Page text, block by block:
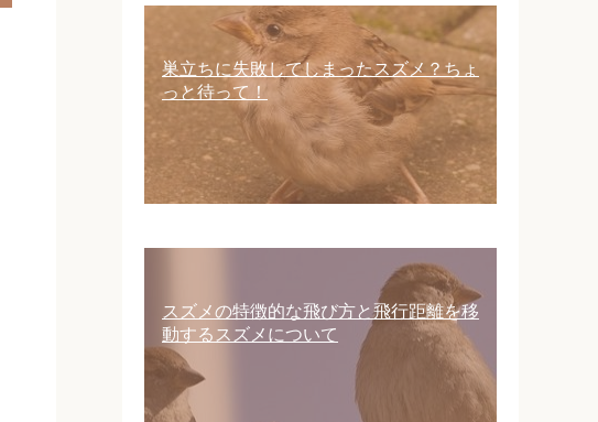
巣立ちに失敗してしまったスズメ？ちょ
っと待って！
スズメの特徴的な飛び方と飛行距離を移
動するスズメについて